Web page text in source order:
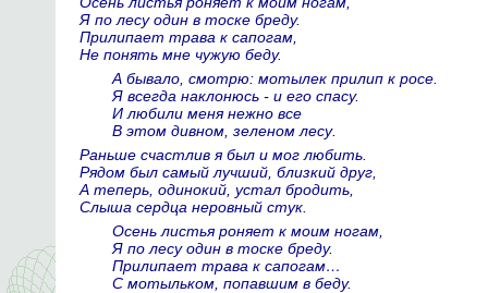
Я по лесу один в тоске бреду.
Прилипает трава к сапогам,
Не понять мне чужую беду.
А бывало, смотрю: мотылек прилип к росе.
Я всегда наклонюсь - и его спасу.
И любили меня нежно все
В этом дивном, зеленом лесу.
Раньше счастлив я был и мог любить.
Рядом был самый лучший, близкий друг,
А теперь, одинокий, устал бродить,
Слыша сердца неровный стук.
Осень листья роняет к моим ногам,
Я по лесу один в тоске бреду.
Прилипает трава к сапогам…
С мотыльком, попавшим в беду.